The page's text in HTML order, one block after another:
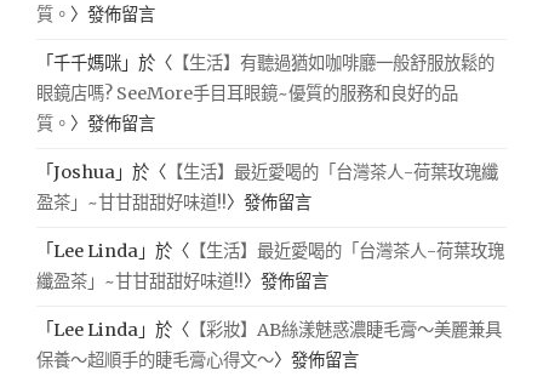
質。 〉發佈留言
「千千媽咪 」於〈 【生活】有聽過猶如咖啡廳一般舒服放鬆的
眼鏡店嗎? SeeMore手目耳眼鏡~優質的服務和良好的品
質。 〉發佈留言
「Joshua 」於〈 【生活】最近愛喝的「台灣茶人-荷葉玫瑰纖
盈茶」~甘甘甜甜好味道!!〉發佈留言
「Lee Linda 」於〈 【生活】最近愛喝的「台灣茶人-荷葉玫瑰
纖盈茶」~甘甘甜甜好味道!!〉發佈留言
「Lee Linda 」於〈 【彩妝】AB絲漾魅惑濃睫毛膏～美麗兼具
保養～超順手的睫毛膏心得文～〉發佈留言